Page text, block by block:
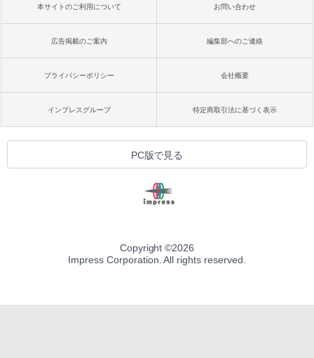
本サイトのご利用について お問い合わせ
広告掲載のご案内 編集部へのご連絡
プライバシーポリシー 会社概要
インプレスグループ 特定商取引法に基づく表示
PC版で見る
Copyright ©2026
Impress Corporation. All rights reserved.